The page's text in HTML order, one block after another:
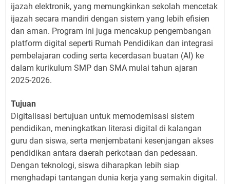
ijazah elektronik, yang memungkinkan sekolah mencetak
ijazah secara mandiri dengan sistem yang lebih efisien
dan aman. Program ini juga mencakup pengembangan
platform digital seperti Rumah Pendidikan dan integrasi
pembelajaran coding serta kecerdasan buatan (AI) ke
dalam kurikulum SMP dan SMA mulai tahun ajaran
2025-2026.
Tujuan
Digitalisasi bertujuan untuk memodernisasi sistem
pendidikan, meningkatkan literasi digital di kalangan
guru dan siswa, serta menjembatani kesenjangan akses
pendidikan antara daerah perkotaan dan pedesaan.
Dengan teknologi, siswa diharapkan lebih siap
menghadapi tantangan dunia kerja yang semakin digital.